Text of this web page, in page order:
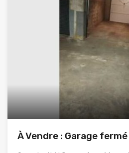
À Vendre : Garage